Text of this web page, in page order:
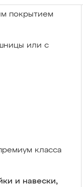
покрытием
или с
класса
и навески,